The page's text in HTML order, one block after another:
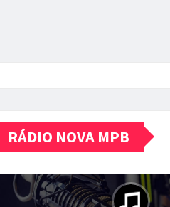
RÁDIO NOVA MPB